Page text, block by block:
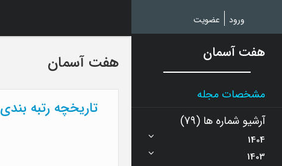
ورود عضویت
هفت آسمان
مشخصات مجله
آرشیو شماره ها (79)
1404
1403
هفت آسمان
تاریخچه رتبه بندی